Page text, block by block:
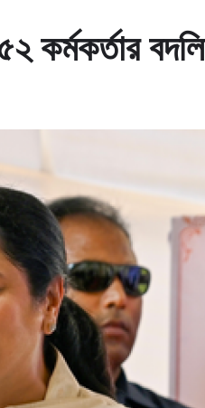
কর্মকর্তার বদলি